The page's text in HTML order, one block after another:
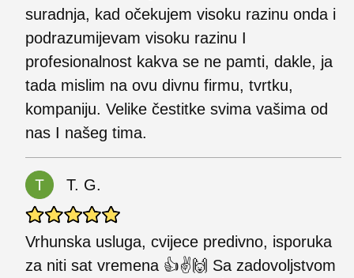
suradnja, kad očekujem visoku razinu onda i
podrazumijevam visoku razinu I
profesionalnost kakva se ne pamti, dakle, ja
tada mislim na ovu divnu firmu, tvrtku,
kompaniju. Velike čestitke svima vašima od
nas I našeg tima.
T. G.
Vrhunska usluga, cvijece predivno, isporuka
za niti sat vremena 👍✌️🙌 Sa zadovoljstvom